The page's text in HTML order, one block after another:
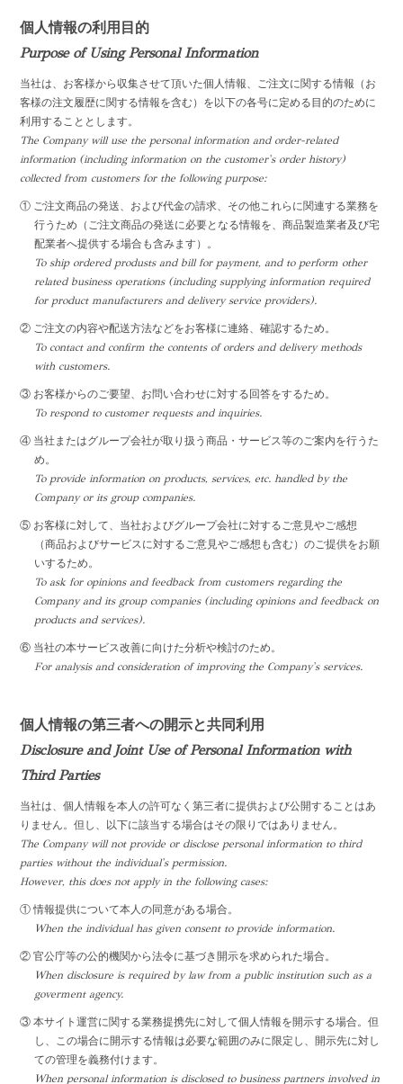
個人情報の利用目的
Purpose of Using Personal Information
当社は、お客様から収集させて頂いた個人情報、ご注文に関する情報（お
客様の注文履歴に関する情報を含む）を以下の各号に定める目的のために
利用することとします。
The Company will use the personal information and order-related
information (including information on the customer's order history)
collected from customers for the following purpose:
① ご注文商品の発送、および代金の請求、その他これらに関連する業務を
行うため（ご注文商品の発送に必要となる情報を、商品製造業者及び宅
配業者へ提供する場合も含みます）。
To ship ordered produsts and bill for payment, and to perform other
related business operations (including supplying information required
for product manufacturers and delivery service providers).
② ご注文の内容や配送方法などをお客様に連絡、確認するため。
To contact and confirm the contents of orders and delivery methods
with customers.
③ お客様からのご要望、お問い合わせに対する回答をするため。
To respond to customer requests and inquiries.
④ 当社またはグループ会社が取り扱う商品・サービス等のご案内を行うた
め。
To provide information on products, services, etc. handled by the
Company or its group companies.
⑤ お客様に対して、当社およびグループ会社に対するご意見やご感想
（商品およびサービスに対するご意見やご感想も含む）のご提供をお願
いするため。
To ask for opinions and feedback from customers regarding the
Company and its group companies (including opinions and feedback on
products and services).
⑥ 当社の本サービス改善に向けた分析や検討のため。
For analysis and consideration of improving the Company's services.
個人情報の第三者への開示と共同利用
Disclosure and Joint Use of Personal Information with
Third Parties
当社は、個人情報を本人の許可なく第三者に提供および公開することはあ
りません。但し、以下に該当する場合はその限りではありません。
The Company will not provide or disclose personal information to third
parties without the individual's permission.
However, this does not apply in the following cases:
① 情報提供について本人の同意がある場合。
When the individual has given consent to provide information.
② 官公庁等の公的機関から法令に基づき開示を求められた場合。
When disclosure is required by law from a public institution such as a
goverment agency.
③ 本サイト運営に関する業務提携先に対して個人情報を開示する場合。但
し、この場合に開示する情報は必要な範囲のみに限定し、開示先に対し
ての管理を義務付けます。
When personal information is disclosed to business partners involved in